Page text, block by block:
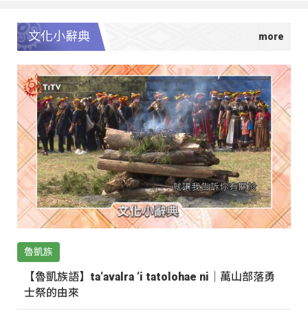
文化小辭典
魯凱族
【魯凱族語】ta‘avalra ‘i tatolohae ni｜萬山部落勇
士祭的由來